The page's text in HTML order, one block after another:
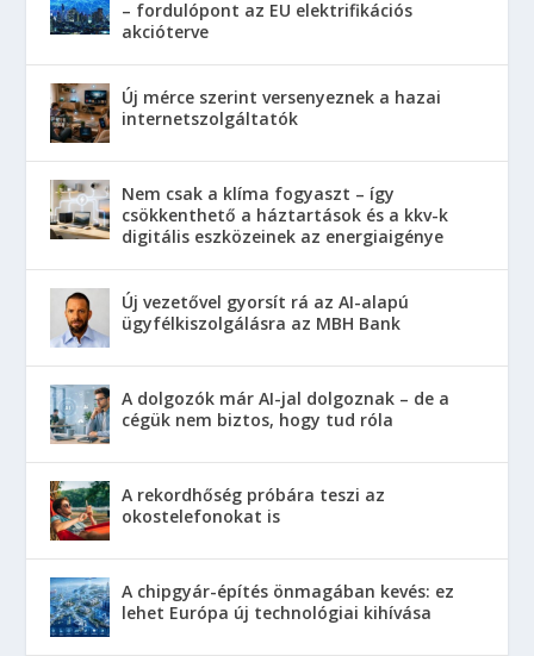
– fordulópont az EU elektrifikációs
akcióterve
Új mérce szerint versenyeznek a hazai
internetszolgáltatók
Nem csak a klíma fogyaszt – így
csökkenthető a háztartások és a kkv-k
digitális eszközeinek az energiaigénye
Új vezetővel gyorsít rá az AI-alapú
ügyfélkiszolgálásra az MBH Bank
A dolgozók már AI-jal dolgoznak – de a
cégük nem biztos, hogy tud róla
A rekordhőség próbára teszi az
okostelefonokat is
A chipgyár-építés önmagában kevés: ez
lehet Európa új technológiai kihívása